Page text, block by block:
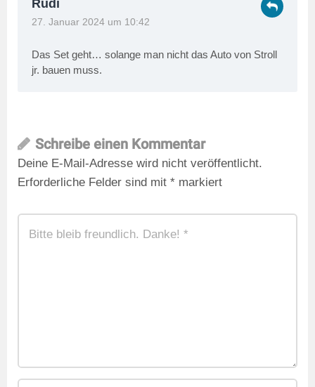
Rüdi
27. Januar 2024 um 10:42
Das Set geht… solange man nicht das Auto von Stroll
jr. bauen muss.
Schreibe einen Kommentar
Deine E-Mail-Adresse wird nicht veröffentlicht.
Erforderliche Felder sind mit * markiert